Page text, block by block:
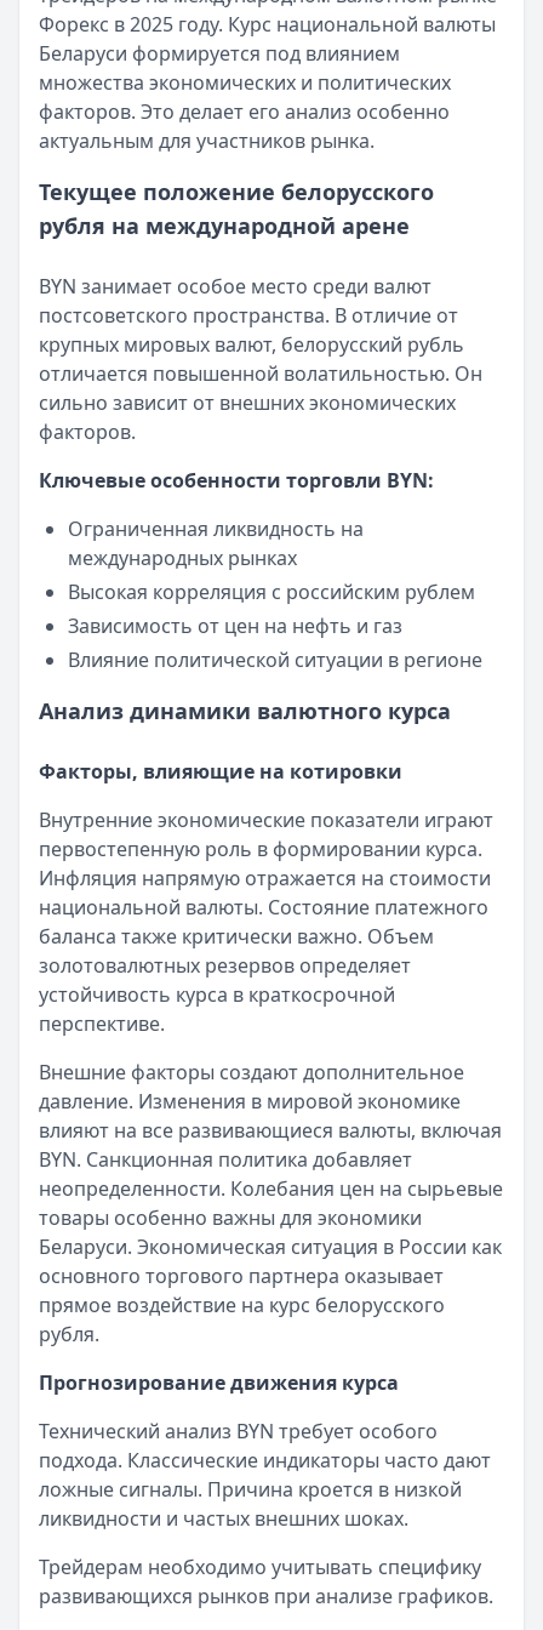
Срок: до60мес.
ПСК:15.9%
Рейтинг:4.7(16 отзывов)
Азиатско-Тихоокеанский Банк— Наличными
Сумма:30 000–5 000 000₽
Срок: до84мес.
ПСК:41.5%
Рейтинг: 4.7
Банк ЗЕНИТ — Наличными
Срок: до60мес.
ПСК:42.2%
Рейтинг:4.6
Т-Банк— Под залог недвижимости
Сумма:200 000–30 000 000₽
Срок: до180мес.
ПСК:34.9%
Все кредиты
Кредитные карты — лучшие предложения
Банк ЗЕНИТ— Карта привилегий
Лимит: до2 000 000 ₽
Льготный период:
Рейтинг:4.6
Лимит: до1 000 000 ₽
Обслуживание:Бесплатно
Рейтинг:4.7
Кредит Европа Банк— Urban card
Лимит: до600 000 ₽
Льготный период: 55 дней
Обслуживание:Бесплатно
Рейтинг:4.5
Сбербанк— СберКарта
Льготный период:120 дней
Обслуживание:Бесплатно
Рейтинг:4.9 (10 отзывов)
Т-Банк— Платинум
Лимит: до1 000 000 ₽
Льготный период:55 дней
Обслуживание:590 ₽ в год
Рейтинг:4.8(12 отзывов)
Альфа-Банк — Кредитная карта Альфа-Банка
Лимит: до
Льготный период:60 дней
Рейтинг:4.8(11 отзывов)
Уралсиб Банк — 120 дней на максимум
Лимит: до5 000 000 ₽
Льготный период: 120 дней
Рейтинг:4.7
Газпромбанк— Простая кредитная карта
— Займ
Сумма:до 30 000 ₽
Срок:до 30 дней
Рейтинг:4.8
Займер— До зарплаты
Сумма:до 30 000 ₽
Срок:до 30 дней
Рейтинг: 4.6
Форекс в 2025 году. Курс национальной валюты
Беларуси формируется под влиянием
множества экономических и политических
факторов. Это делает его анализ особенно
актуальным для участников рынка.
Текущее положение белорусского
рубля на международной арене
BYN занимает особое место среди валют
постсоветского пространства. В отличие от
крупных мировых валют, белорусский рубль
отличается повышенной волатильностью. Он
сильно зависит от внешних экономических
факторов.
Ключевые особенности торговли BYN:
Ограниченная ликвидность на
международных рынках
Высокая корреляция с российским рублем
Зависимость от цен на нефть и газ
Влияние политической ситуации в регионе
Анализ динамики валютного курса
Факторы, влияющие на котировки
Внутренние экономические показатели играют
первостепенную роль в формировании курса.
Инфляция напрямую отражается на стоимости
национальной валюты. Состояние платежного
баланса также критически важно. Объем
золотовалютных резервов определяет
устойчивость курса в краткосрочной
перспективе.
Внешние факторы создают дополнительное
давление. Изменения в мировой экономике
влияют на все развивающиеся валюты, включая
BYN. Санкционная политика добавляет
неопределенности. Колебания цен на сырьевые
товары особенно важны для экономики
Беларуси. Экономическая ситуация в России как
основного торгового партнера оказывает
прямое воздействие на курс белорусского
рубля.
Прогнозирование движения курса
Технический анализ BYN требует особого
подхода. Классические индикаторы часто дают
ложные сигналы. Причина кроется в низкой
ликвидности и частых внешних шоках.
Трейдерам необходимо учитывать специфику
развивающихся рынков при анализе графиков.